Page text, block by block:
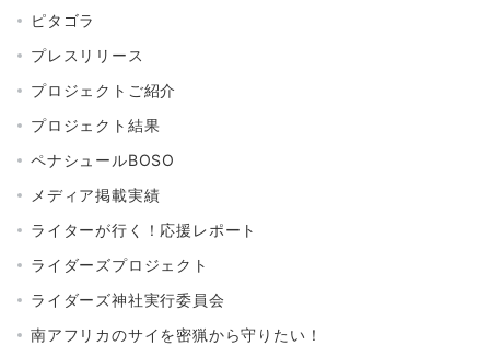
ピタゴラ
プレスリリース
プロジェクトご紹介
プロジェクト結果
ペナシュールBOSO
メディア掲載実績
ライターが行く！応援レポート
ライダーズプロジェクト
ライダーズ神社実行委員会
南アフリカのサイを密猟から守りたい！